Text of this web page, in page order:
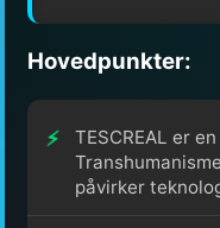
Hovedpunkter:
TESCREAL er
påvirker